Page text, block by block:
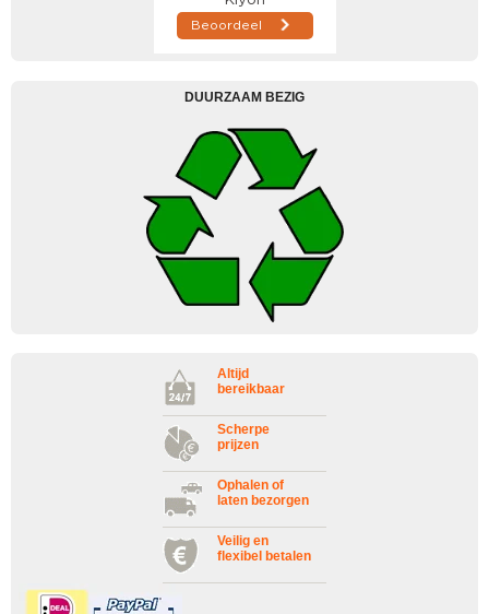
DUURZAAM BEZIG
Altijd
bereikbaar
Scherpe
prijzen
Ophalen of
laten bezorgen
Veilig en
flexibel betalen